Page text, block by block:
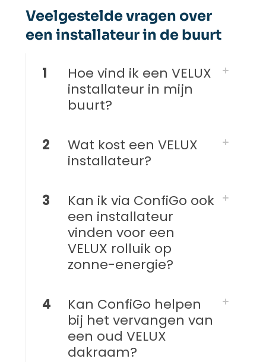
Veelgestelde vragen over
een installateur in de buurt
1
Hoe vind ik een VELUX
installateur in mijn
buurt?
2
Wat kost een VELUX
installateur?
3
Kan ik via ConfiGo ook
een installateur
vinden voor een
VELUX rolluik op
zonne-energie?
4
Kan ConfiGo helpen
bij het vervangen van
een oud VELUX
dakraam?